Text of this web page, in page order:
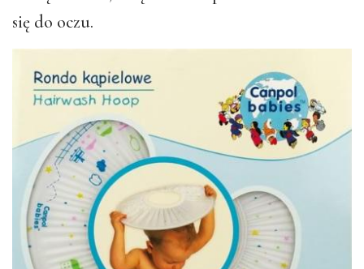
się do oczu.